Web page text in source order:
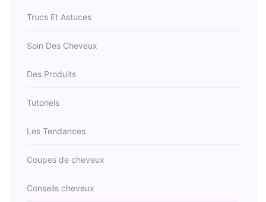
Trucs Et Astuces
Soin Des Cheveux
Des Produits
Tutoriels
Les Tendances
Coupes de cheveux
Conseils cheveux